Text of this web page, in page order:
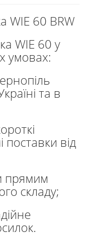
WIE 60 BRW
WIE 60 у
умовах:
та в
від
прямим
складу;